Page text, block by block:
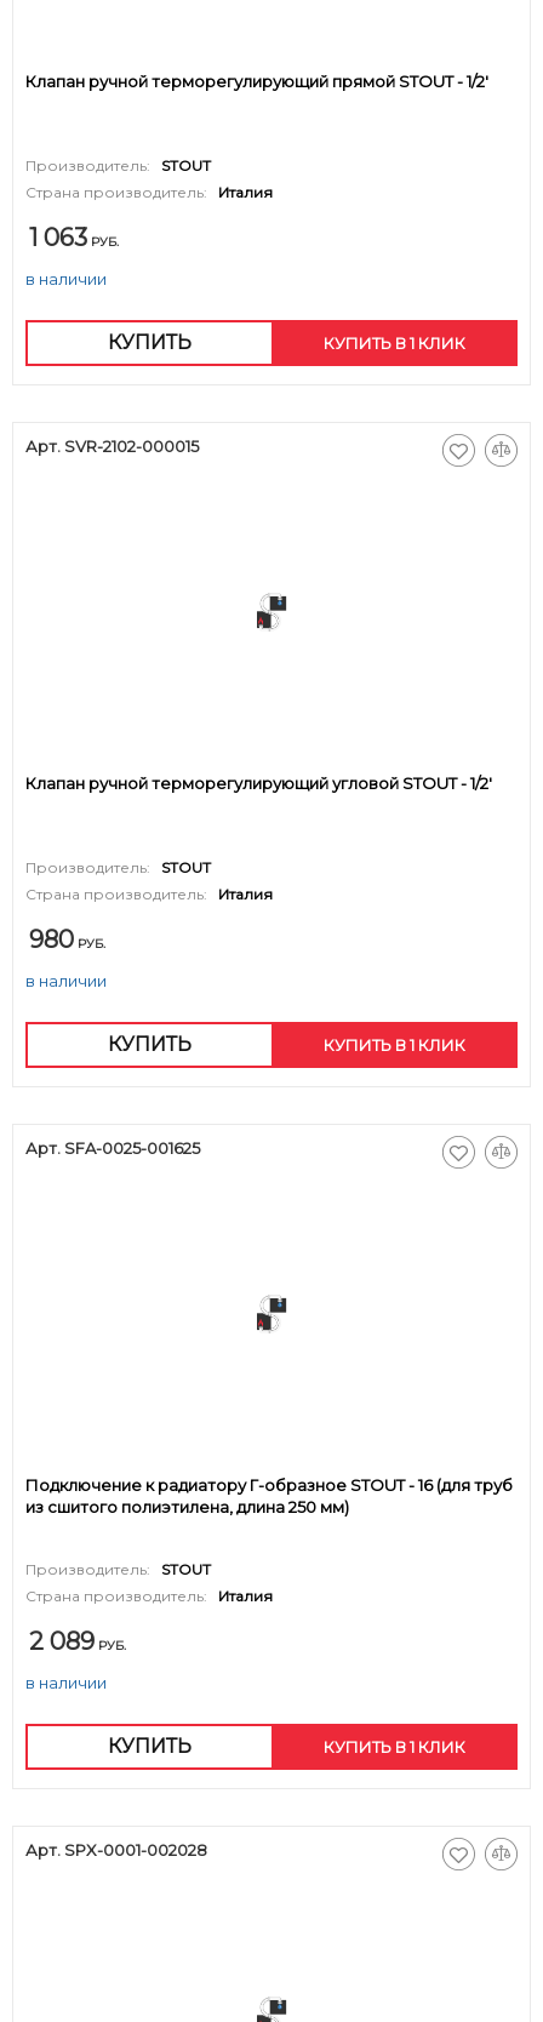
Клапан ручной терморегулирующий прямой STOUT - 1/2'
Производитель:
STOUT
Страна производитель:
Италия
1 063 РУБ.
в наличии
КУПИТЬ КУПИТЬ В 1 КЛИК
Арт. SVR-2102-000015
Клапан ручной терморегулирующий угловой STOUT - 1/2'
Производитель:
STOUT
Страна производитель:
Италия
980 РУБ.
в наличии
КУПИТЬ КУПИТЬ В 1 КЛИК
Арт. SFA-0025-001625
Подключение к радиатору Г-образное STOUT - 16 (для труб
из сшитого полиэтилена, длина 250 мм)
Производитель:
STOUT
Страна производитель:
Италия
2 089 РУБ.
в наличии
КУПИТЬ КУПИТЬ В 1 КЛИК
Арт. SPX-0001-002028